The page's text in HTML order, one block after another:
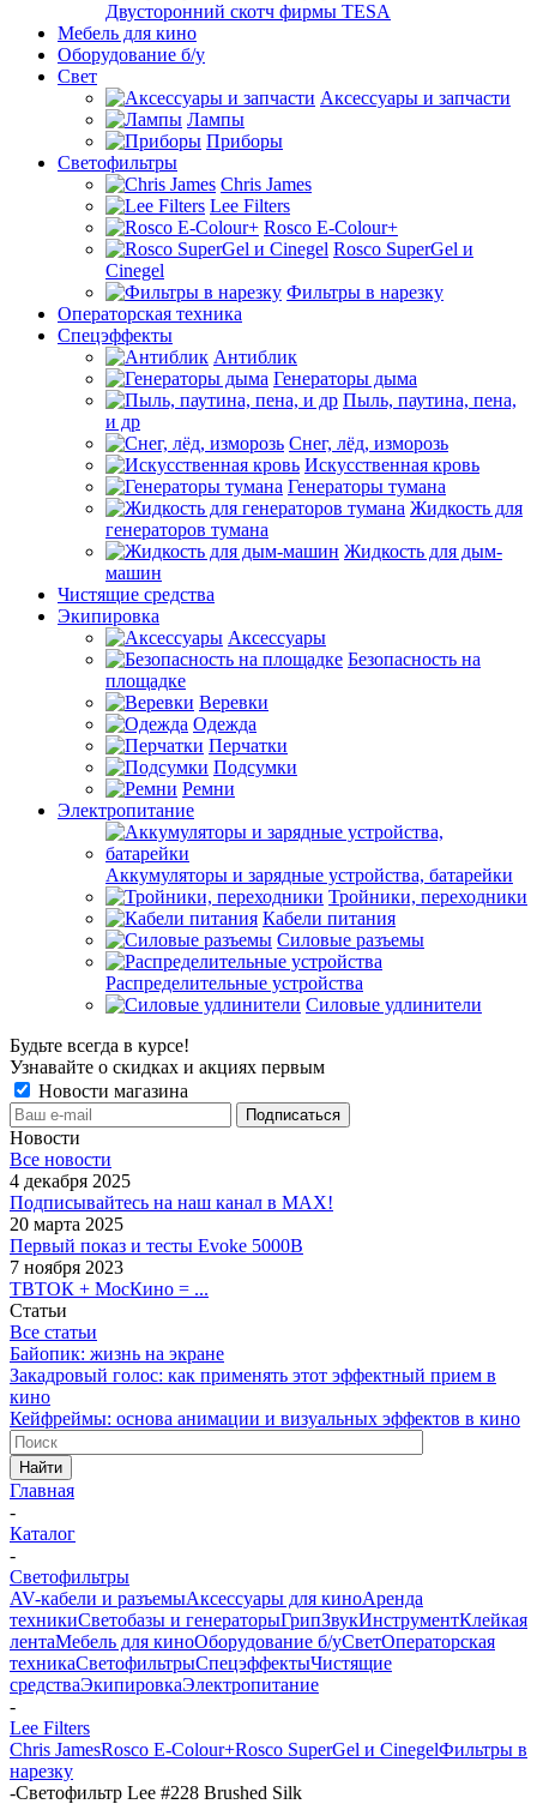
Двусторонний скотч фирмы TESA
Мебель для кино
Оборудование б/у
Свет
Аксессуары и запчасти
Лампы
Приборы
Светофильтры
Chris James
Lee Filters
Rosco E-Colour+
Rosco SuperGel и
Cinegel
Фильтры в нарезку
Операторская техника
Спецэффекты
Антиблик
Генераторы дыма
Пыль, паутина, пена,
и др
Снег, лёд, изморозь
Искусственная кровь
Генераторы тумана
Жидкость для
генераторов тумана
Жидкость для дым-
машин
Чистящие средства
Экипировка
Аксессуары
Безопасность на
площадке
Веревки
Одежда
Перчатки
Подсумки
Ремни
Электропитание
Аккумуляторы и зарядные устройства, батарейки
Тройники, переходники
Кабели питания
Силовые разъемы
Распределительные устройства
Силовые удлинители
Будьте всегда в курсе!
Узнавайте о скидках и акциях первым
Новости магазина
Новости
Все новости
4 декабря 2025
Подписывайтесь на наш канал в MAX!
20 марта 2025
Первый показ и тесты Evoke 5000B
7 ноября 2023
ТВТОК + МосКино = ...
Статьи
Все статьи
Байопик: жизнь на экране
Закадровый голос: как применять этот эффектный прием в
кино
Кейфреймы: основа анимации и визуальных эффектов в кино
Найти
Главная
-
Каталог
-
Светофильтры
AV-кабели и разъемыАксессуары для киноАренда
техникиСветобазы и генераторыГрипЗвукИнструментКлейкая
лентаМебель для киноОборудование б/уСветОператорская
техникаСветофильтрыСпецэффектыЧистящие
средстваЭкипировкаЭлектропитание
-
Lee Filters
Chris JamesRosco E-Colour+Rosco SuperGel и CinegelФильтры в
нарезку
-Светофильтр Lee #228 Brushed Silk